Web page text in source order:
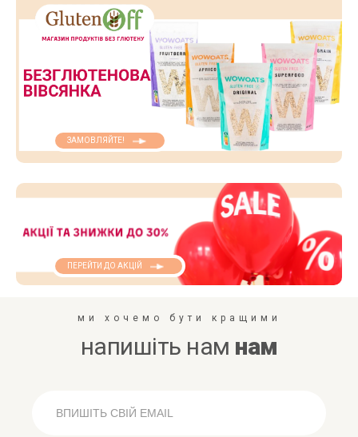
ЗАМОВЛЯЙТЕ!
ПЕРЕЙТИ ДО АКЦІЙ
ми хочемо бути кращими
напишіть нам нам